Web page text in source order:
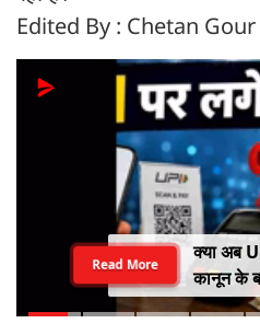
Edited By : Chetan Gour
क्या अब
कानून के
किसे नहीं
Read More